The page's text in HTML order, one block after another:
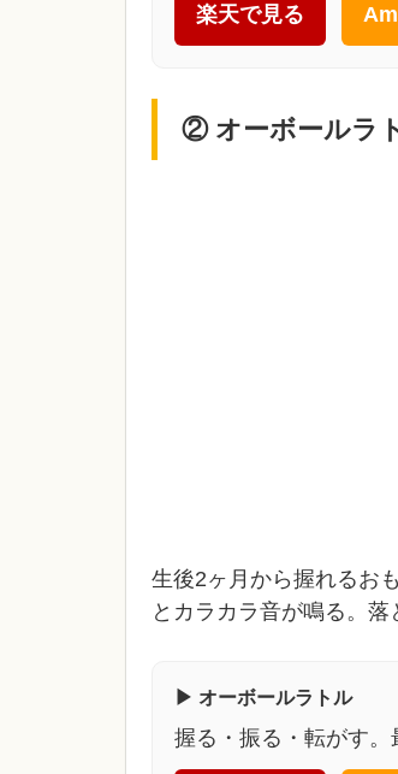
楽天で見る
② オーボールラ
生後2ヶ月から握れるお
とカラカラ音が鳴る。
▶ オーボールラトル
握る・振る・転がす。